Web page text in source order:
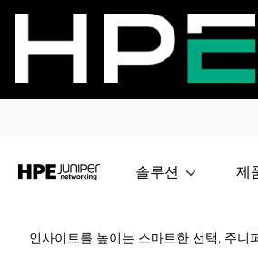
솔루션 제
인사이트를 높이는 스마트한 선택, 주니